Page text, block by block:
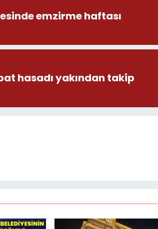
emzirme haftası
hasadı yakından takip